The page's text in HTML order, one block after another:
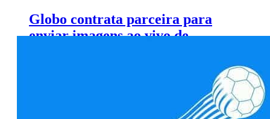
Globo contrata parceira para
enviar imagens ao vivo de